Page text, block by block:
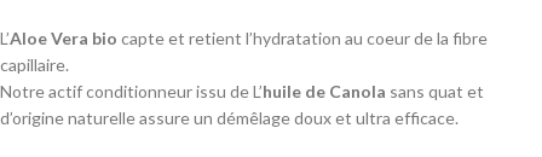
L’Aloe Vera bio capte et retient l’hydratation au coeur de la fibre
capillaire.
Notre actif conditionneur issu de L’huile de Canola sans quat et
d’origine naturelle assure un démêlage doux et ultra efficace.